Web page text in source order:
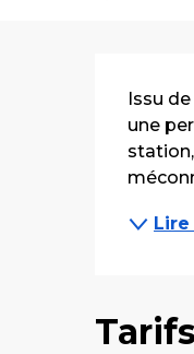
Issu
une
Lire
Tarifs